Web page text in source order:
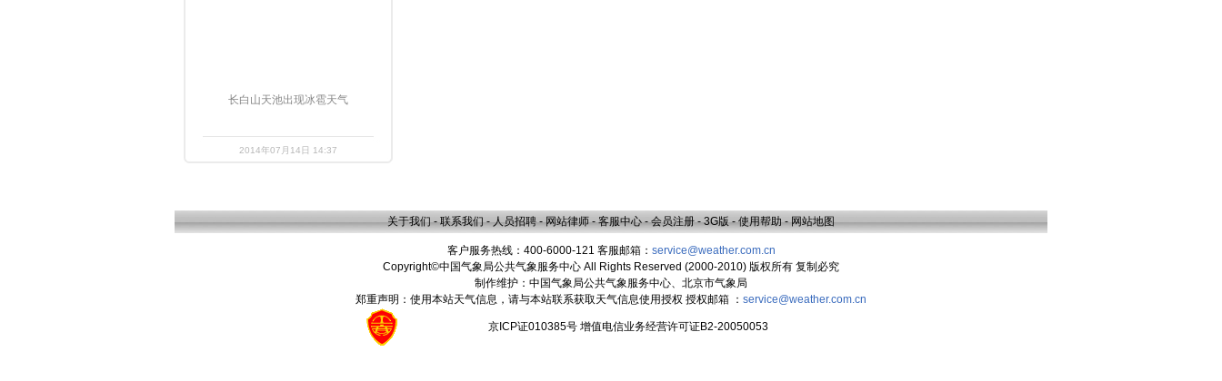
长白山天池出现冰雹天气
2014年07月14日 14:37
关于我们 - 联系我们 - 人员招聘 - 网站律师 - 客服中心 - 会员注册 - 3G版 - 使用帮助 - 网站地图
客户服务热线：400-6000-121 客服邮箱： service@weather.com.cn
Copyright©中国气象局公共气象服务中心 All Rights Reserved (2000-2010) 版权所有 复制必究
制作维护：中国气象局公共气象服务中心、北京市气象局
郑重声明：使用本站天气信息，请与本站联系获取天气信息使用授权 授权邮箱 ： service@weather.com.cn
京ICP证010385号 增值电信业务经营许可证B2-20050053